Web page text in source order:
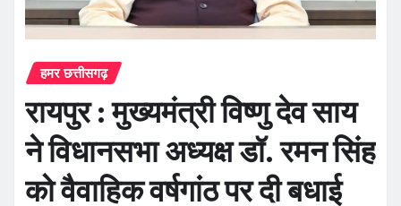
हमर छत्तीसगढ़
रायपुर : मुख्यमंत्री विष्णु देव साय
ने विधानसभा अध्यक्ष डॉ. रमन सिंह
को वैवाहिक वर्षगांठ पर दी बधाई